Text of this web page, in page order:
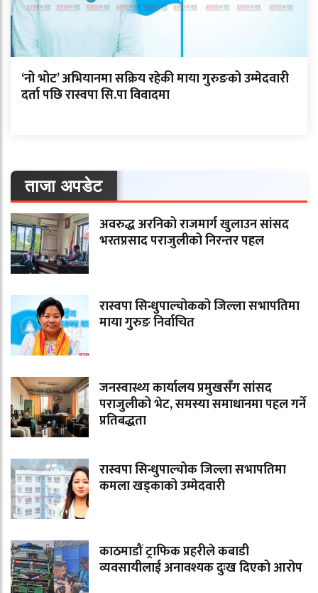
‘नो भोट’ अभियानमा सक्रिय रहेकी माया गुरुङको उम्मेदवारी
दर्ता पछि रास्वपा सि.पा विवादमा
ताजा अपडेट
अवरुद्ध अरनिको राजमार्ग खुलाउन सांसद
भरतप्रसाद पराजुलीको निरन्तर पहल
रास्वपा सिन्धुपाल्चोकको जिल्ला सभापतिमा
माया गुरुङ निर्वाचित
जनस्वास्थ्य कार्यालय प्रमुखसँग सांसद
पराजुलीको भेट, समस्या समाधानमा पहल गर्ने
प्रतिबद्धता
रास्वपा सिन्धुपाल्चोक जिल्ला सभापतिमा
कमला खड्काको उम्मेदवारी
काठमाडौं ट्राफिक प्रहरीले कबाडी
व्यवसायीलाई अनावश्यक दुःख दिएको आरोप